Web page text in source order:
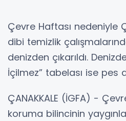
Çevre Haftası nedeniyle
dibi temizlik
denizden çıkarıldı.
İçilmez” tabelası ise pes
ÇANAKKALE (İGFA) -
koruma bilincinin